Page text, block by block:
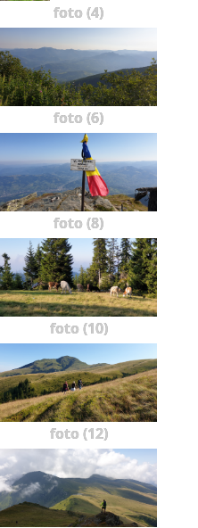
foto (4)
foto (6)
foto (8)
foto (10)
foto (12)